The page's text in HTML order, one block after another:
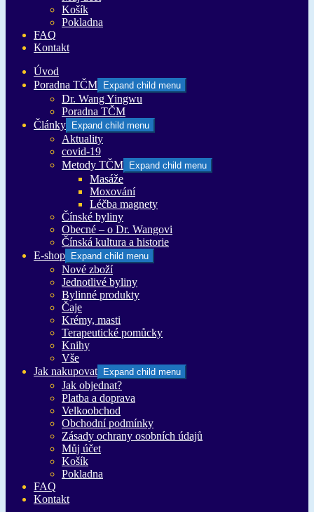
Košík
Pokladna
FAQ
Kontakt
Úvod
Poradna TČM
Expand child menu
Dr. Wang Yingwu
Poradna TČM
Články
Expand child menu
Aktuality
covid-19
Metody TČM
Expand child menu
Masáže
Moxování
Léčba magnety
Čínské byliny
Obecné – o Dr. Wangovi
Čínská kultura a historie
E-shop
Expand child menu
Nové zboží
Jednotlivé byliny
Bylinné produkty
Čaje
Krémy, masti
Terapeutické pomůcky
Knihy
Vše
Jak nakupovat
Expand child menu
Jak objednat?
Platba a doprava
Velkoobchod
Obchodní podmínky
Zásady ochrany osobních údajů
Můj účet
Košík
Pokladna
FAQ
Kontakt